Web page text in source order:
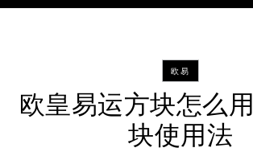
欧易
欧皇易运方块怎么
块使用法